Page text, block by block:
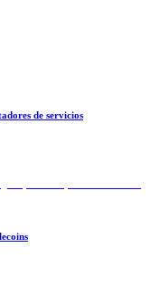
de servicios